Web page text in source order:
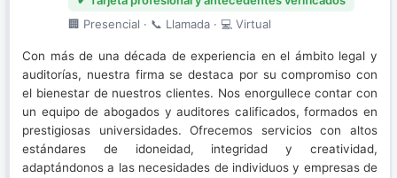
🏢 Presencial · 📞 Llamada · 💻 Virtual
Con más de una década de experiencia en el ámbito legal y
auditorías, nuestra firma se destaca por su compromiso con
el bienestar de nuestros clientes. Nos enorgullece contar con
un equipo de abogados y auditores calificados, formados en
prestigiosas universidades. Ofrecemos servicios con altos
estándares de idoneidad, integridad y creatividad,
adaptándonos a las necesidades de individuos y empresas de